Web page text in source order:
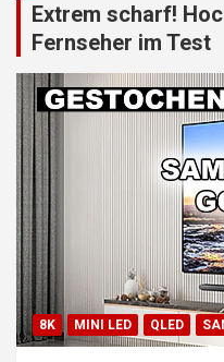
Extrem scharf!
Fernseher im Test
8K MINI LED QLED